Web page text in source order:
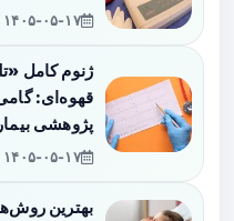
۱۴۰۵-۰۵-۱۷
ژنوم کامل
قهوه‌ای:
پژوهشی
۱۴۰۵-۰۵-۱۷
بهترین